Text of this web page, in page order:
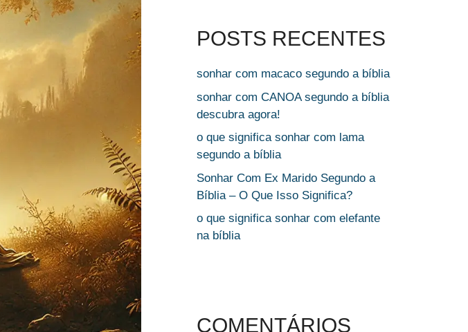
POSTS RECENTES
sonhar com macaco segundo a bíblia
sonhar com CANOA segundo a bíblia
descubra agora!
o que significa sonhar com lama
segundo a bíblia
Sonhar Com Ex Marido Segundo a
Bíblia – O Que Isso Significa?
o que significa sonhar com elefante
na bíblia
COMENTÁRIOS